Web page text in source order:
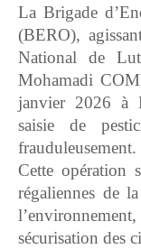
La Brigade
(BERO),
National de
Mohamadi
janvier 2026 à
saisie de
frauduleusement.
Cette opération
régaliennes de
sécurisation des